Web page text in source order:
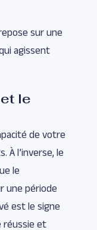
sur une
agissent
le
de votre
À l’inverse, le
le
une période
est le signe
réussie et